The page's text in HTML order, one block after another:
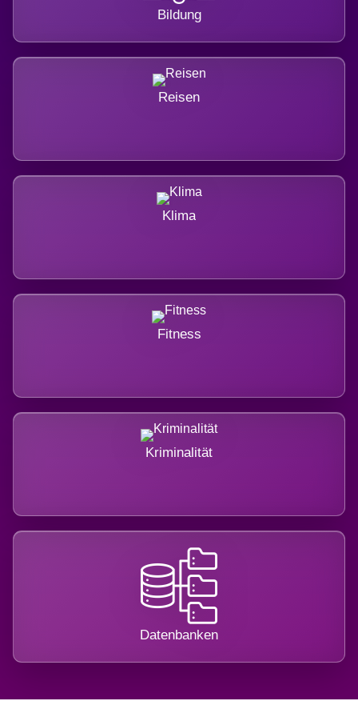
Bildung
Reisen
Klima
Fitness
Kriminalität
Datenbanken